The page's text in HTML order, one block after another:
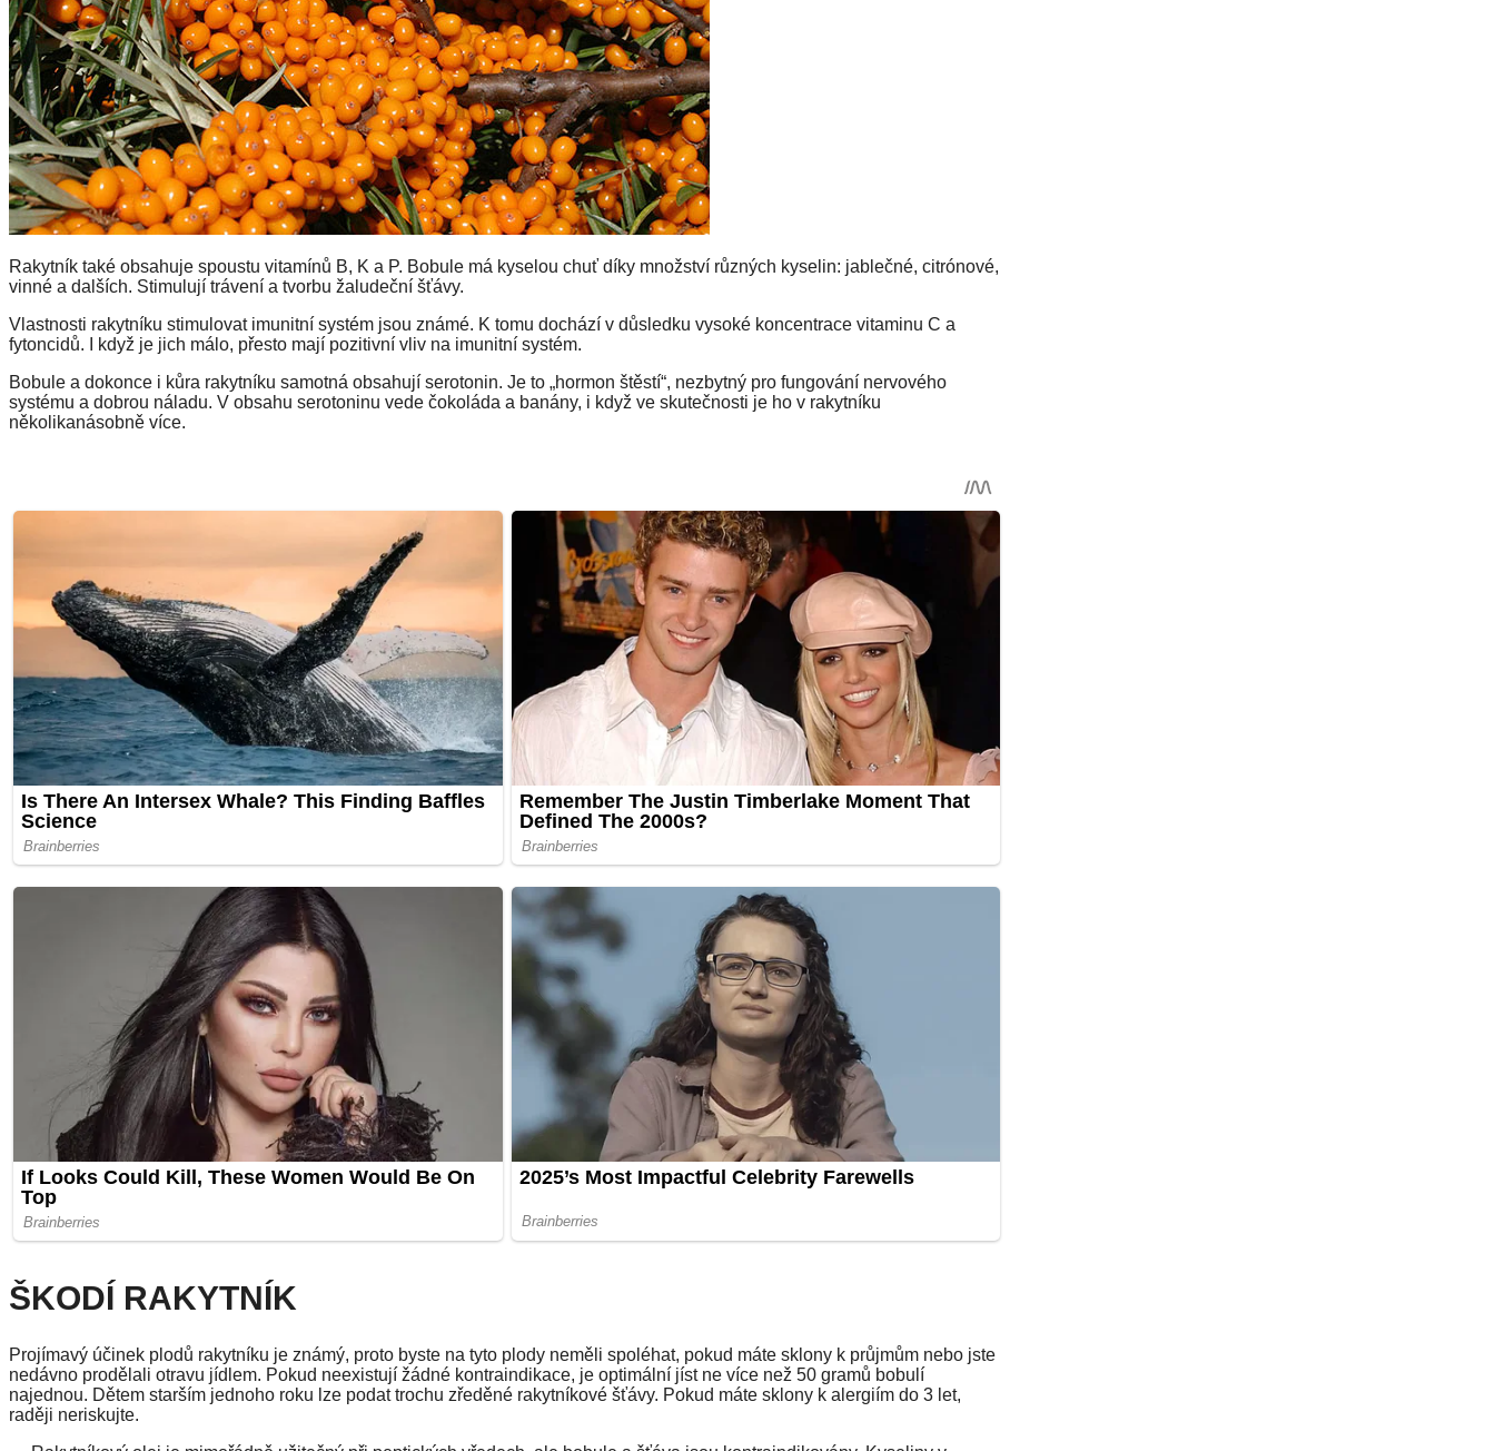
Rakytník také obsahuje spoustu vitamínů B, K a P. Bobule má kyselou chuť díky množství různých kyselin: jablečné, citrónové,
vinné a dalších. Stimulují trávení a tvorbu žaludeční šťávy.
Vlastnosti rakytníku stimulovat imunitní systém jsou známé. K tomu dochází v důsledku vysoké koncentrace vitaminu C a
fytoncidů. I když je jich málo, přesto mají pozitivní vliv na imunitní systém.
Bobule a dokonce i kůra rakytníku samotná obsahují serotonin. Je to „hormon štěstí“, nezbytný pro fungování nervového
systému a dobrou náladu. V obsahu serotoninu vede čokoláda a banány, i když ve skutečnosti je ho v rakytníku
několikanásobně více.
ŠKODÍ RAKYTNÍK
Projímavý účinek plodů rakytníku je známý, proto byste na tyto plody neměli spoléhat, pokud máte sklony k průjmům nebo jste
nedávno prodělali otravu jídlem. Pokud neexistují žádné kontraindikace, je optimální jíst ne více než 50 gramů bobulí
najednou. Dětem starším jednoho roku lze podat trochu zředěné rakytníkové šťávy. Pokud máte sklony k alergiím do 3 let,
raději neriskujte.